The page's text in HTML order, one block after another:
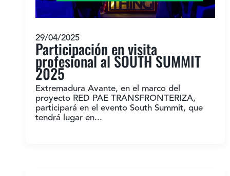
29/04/2025
Participación en visita
profesional al SOUTH SUMMIT
2025
Extremadura Avante, en el marco del
proyecto RED PAE TRANSFRONTERIZA,
participará en el evento South Summit, que
tendrá lugar en...